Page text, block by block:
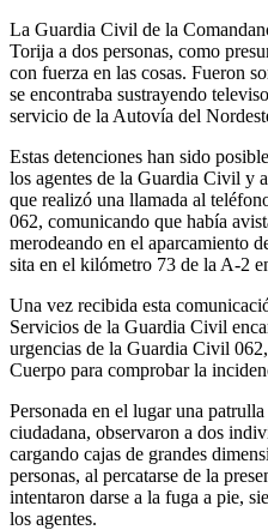
La Guardia Civil de la
Torija a dos personas, como
con fuerza en las cosas. Fueron
se encontraba sustrayendo
servicio de la Autovía del
Estas detenciones han sido
los agentes de la Guardia Civil y
que realizó una llamada al
062, comunicando que había
merodeando en el aparcamiento
sita en el kilómetro 73 de la A-2
Una vez recibida esta
Servicios de la Guardia Civil
urgencias de la Guardia Civil
Cuerpo para comprobar la
Personada en el lugar una
ciudadana, observaron a dos
cargando cajas de grandes
personas, al percatarse de la
intentaron darse a la fuga a pie,
los agentes.